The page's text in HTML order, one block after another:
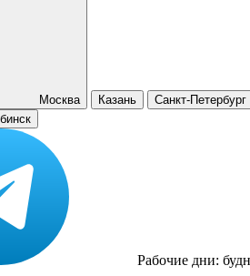
Москва Казань Санкт-Петербург
Рабочие дни: